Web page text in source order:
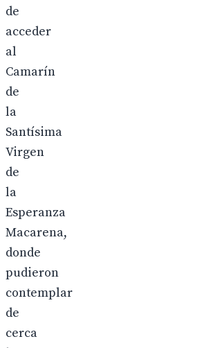
de
acceder
al
Camarín
de
la
Santísima
Virgen
de
la
Esperanza
Macarena,
donde
pudieron
contemplar
de
cerca